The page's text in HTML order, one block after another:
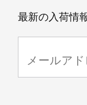
最新の入荷情